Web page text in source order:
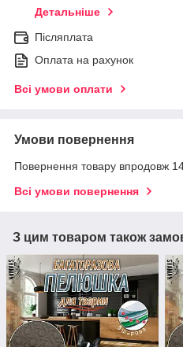
Детальніше
Післяплата
Оплата на рахунок
Всі умови оплати
Умови повернення
Повернення товару впродовж
Всі умови повернення
З цим товаром також